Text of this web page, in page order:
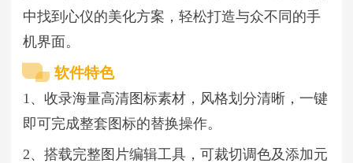
中找到心仪的美化方案，轻松打造与众不同的手
机界面。
软件特色
1、收录海量高清图标素材，风格划分清晰，一键
即可完成整套图标的替换操作。
2、搭载完整图片编辑工具，可裁切调色及添加元